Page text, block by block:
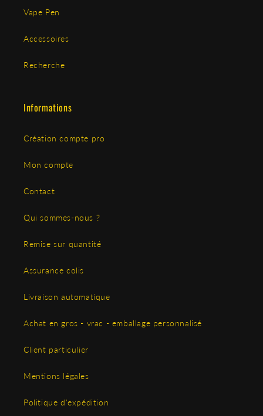
Vape Pen
Accessoires
Recherche
Informations
Création compte pro
Mon compte
Contact
Qui sommes-nous ?
Remise sur quantité
Assurance colis
Livraison automatique
Achat en gros - vrac - emballage personnalisé
Client particulier
Mentions légales
Politique d'expédition